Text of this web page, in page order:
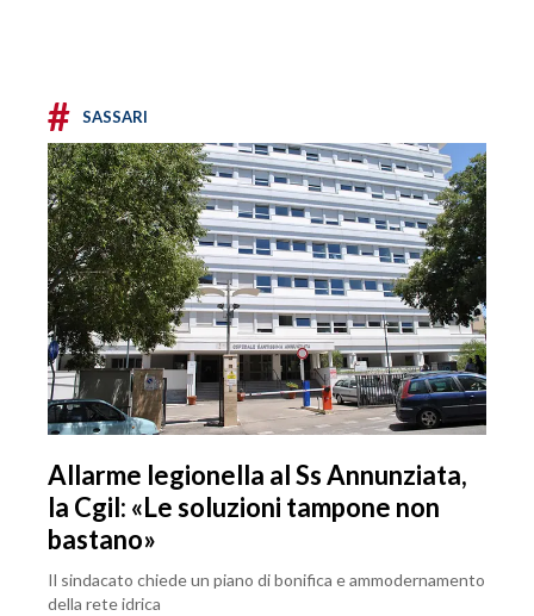
# SASSARI
Allarme legionella al Ss Annunziata,
la Cgil: «Le soluzioni tampone non
bastano»
Il sindacato chiede un piano di bonifica e ammodernamento
della rete idrica